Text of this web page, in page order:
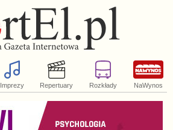
Imprezy Repertuary Rozkłady NaWynos